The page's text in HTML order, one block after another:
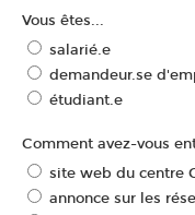
Vous êtes...
salarié.e
demandeur.se
étudiant.e
Comment avez-vous
site web du centre
annonce sur les